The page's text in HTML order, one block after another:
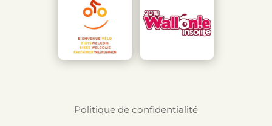
Politique de confidentialité